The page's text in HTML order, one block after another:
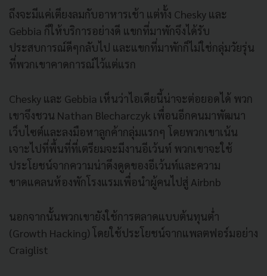
ถึงจะมีแค่เตียงลมกับอาหารเช้า แต่ทั้ง Chesky และ
Gebbia ก็ให้บริการอย่างดี แขกที่มาพักจึงได้รับ
ประสบการณ์ดีๆกลับไป และแขกที่มาพักก็ไม่ใช่กลุ่มวัยรุ่น
ที่พวกเขาคาดการณ์ไว้แต่แรก
Chesky และ Gebbia เห็นว่าไอเดียนี้น่าจะต่อยอดได้ พวก
เขาจึงชวน Nathan Blecharczyk เพื่อนอีกคนมาพัฒนา
เว็บไซต์และลงมือหาลูกค้ากลุ่มแรกๆ โดยพวกเขาเน้น
เจาะไปที่พื้นที่ที่เตรียมจะมีงานอีเว้นท์ พวกเขาจะใช้
ประโยชน์จากความน่าดึงดูดของอีเว้นท์และความ
ขาดแคลนห้องพักโรงแรมเพื่อนำผู้คนไปสู่ Airbnb
นอกจากนั้นพวกเขายังใช้การตลาดแบบต้นทุนต่ำ
(Growth Hacking) โดยใช้ประโยชน์จากแพลตฟอร์มอย่าง
Craiglist